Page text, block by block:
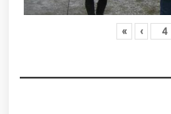
« ‹